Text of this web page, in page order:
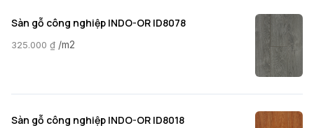
Sàn gỗ công nghiệp INDO-OR ID8078
325.000 ₫ /m2
Sàn gỗ công nghiệp INDO-OR ID8018